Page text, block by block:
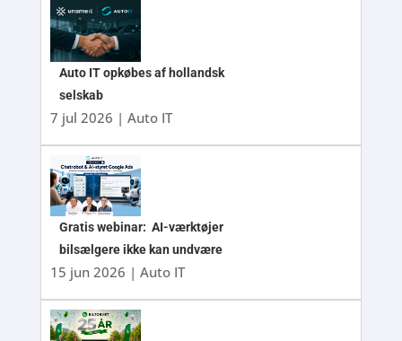
Auto IT opkøbes af hollandsk
selskab
7 jul 2026 | Auto IT
Gratis webinar: AI-værktøjer
bilsælgere ikke kan undvære
15 jun 2026 | Auto IT